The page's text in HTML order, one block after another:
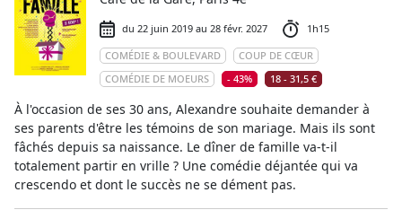
du 22 juin 2019 au 28 févr. 2027
1h15
COMÉDIE & BOULEVARD
COUP DE CŒUR
COMÉDIE DE MOEURS
- 43% 18 - 31,5 €
À l'occasion de ses 30 ans, Alexandre souhaite demander à
ses parents d'être les témoins de son mariage. Mais ils sont
fâchés depuis sa naissance. Le dîner de famille va-t-il
totalement partir en vrille ? Une comédie déjantée qui va
crescendo et dont le succès ne se dément pas.